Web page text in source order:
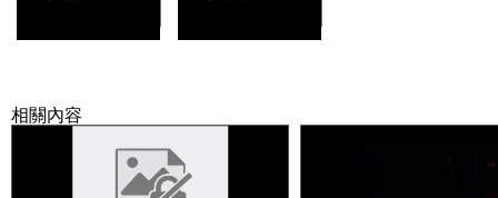
相關內容